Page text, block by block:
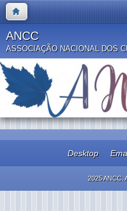
ANCC
ASSOCIAÇÃO NACIONAL DOS
Desktop
2025 ANCC.